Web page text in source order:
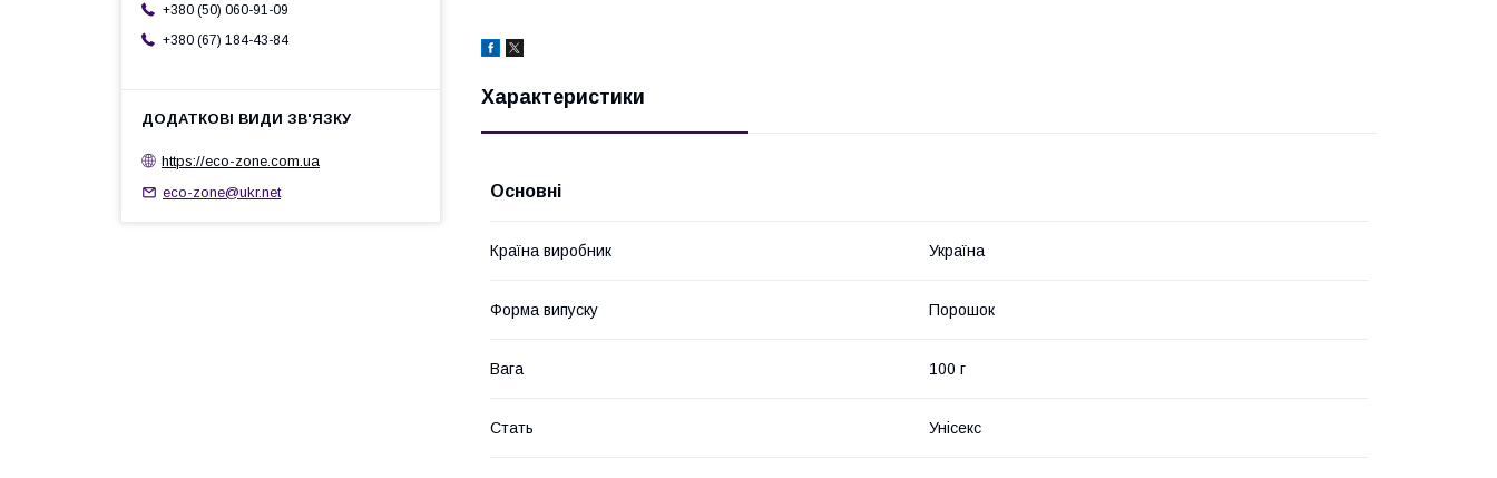
Характеристики
Основні
Країна виробник Україна
Форма випуску Порошок
Вага 100 г
Стать Унісекс
+380 (50) 060-91-09
+380 (67) 184-43-84
https://eco-zone.com.ua
eco-zone@ukr.net